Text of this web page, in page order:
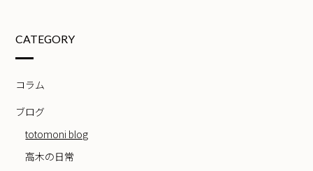
CATEGORY
コラム
ブログ
totomoni blog
高木の日常